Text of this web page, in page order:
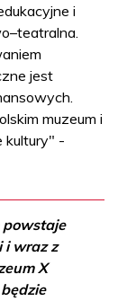
i
jest
muzeum i
kultury" -
powstaje
i wraz z
X